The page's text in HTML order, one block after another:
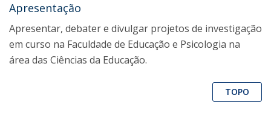
Apresentação
Apresentar, debater e divulgar projetos de investigação
em curso na Faculdade de Educação e Psicologia na
área das Ciências da Educação.
TOPO